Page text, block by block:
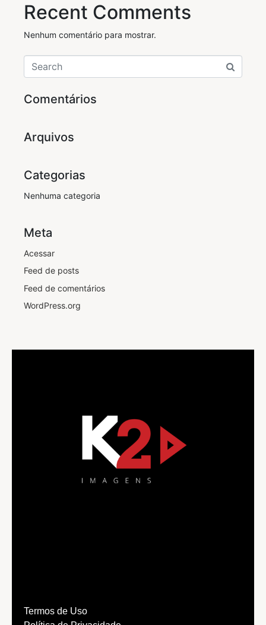
Recent Comments
Nenhum comentário para mostrar.
Comentários
Arquivos
Categorias
Nenhuma categoria
Meta
Acessar
Feed de posts
Feed de comentários
WordPress.org
Termos de Uso